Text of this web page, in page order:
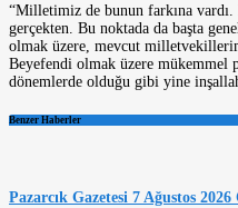
“Milletimiz de bunun farkına
gerçekten. Bu noktada da başta
olmak üzere, mevcut
Beyefendi olmak üzere mükemmel
dönemlerde olduğu gibi yine
Benzer Haberler
Pazarcık Gazetesi 7 Ağustos 2026